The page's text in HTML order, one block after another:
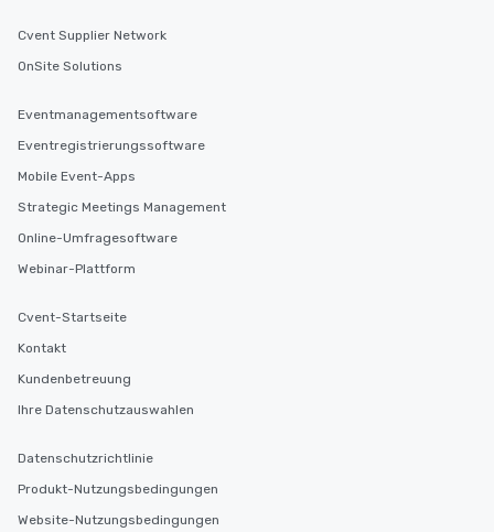
Cvent Supplier Network
OnSite Solutions
Eventmanagementsoftware
Eventregistrierungssoftware
Mobile Event-Apps
Strategic Meetings Management
Online-Umfragesoftware
Webinar-Plattform
Cvent-Startseite
Kontakt
Kundenbetreuung
Ihre Datenschutzauswahlen
Datenschutzrichtlinie
Produkt-Nutzungsbedingungen
Website-Nutzungsbedingungen